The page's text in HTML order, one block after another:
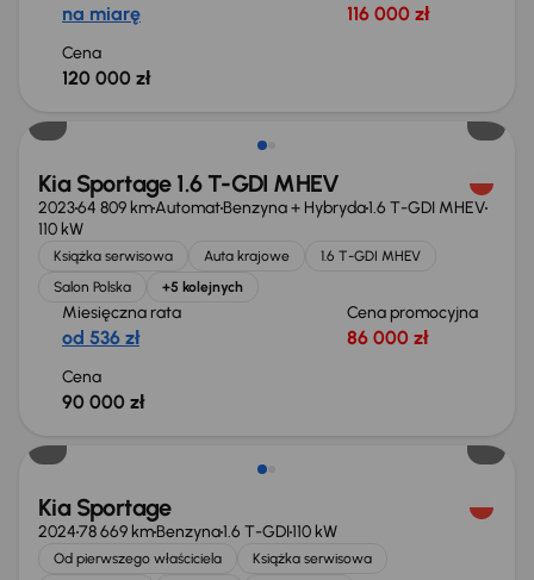
na miarę 116 000 zł
Cena
120 000 zł
Kia Sportage 1.6 T-GDI MHEV
202364 809 kmAutomatBenzyna + Hybryda1.6 T-GDI MHEV
110 kW
Książka serwisowa Auta krajowe
1.6 T-GDI MHEV
Salon Polska
+5 kolejnych
Miesięczna rata
od 536 zł
Cena promocyjna
86 000 zł
Cena
90 000 zł
Kia Sportage
202478 669 kmBenzyna1.6 T-GDI110 kW
Od pierwszego właściciela
Książka serwisowa